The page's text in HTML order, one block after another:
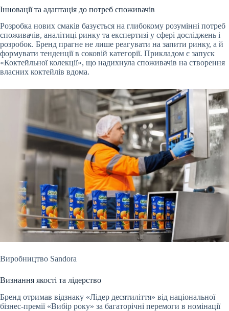
Інновації та адаптація до потреб споживачів
Розробка нових смаків базується на глибокому розумінні потреб
споживачів, аналітиці ринку та експертизі у сфері досліджень і
розробок. Бренд прагне не лише реагувати на запити ринку, а й
формувати тенденції в соковій категорії. Прикладом є запуск
«Коктейльної колекції», що надихнула споживачів на створення
власних коктейлів вдома.
Виробництво Sandora
Визнання якості та лідерство
Бренд отримав відзнаку «Лідер десятиліття» від національної
бізнес‑премії «Вибір року» за багаторічні перемоги в номінації